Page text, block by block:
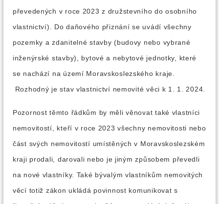
převedených v roce 2023 z družstevního do osobního
vlastnictví). Do daňového přiznání se uvádí všechny
pozemky a zdanitelné stavby (budovy nebo vybrané
inženýrské stavby), bytové a nebytové jednotky, které
se nachází na území Moravskoslezského kraje.
Rozhodný je stav vlastnictví nemovité věci k 1. 1. 2024.
Pozornost těmto řádkům by měli věnovat také vlastníci
nemovitostí, kteří v roce 2023 všechny nemovitosti nebo
část svých nemovitostí umístěných v Moravskoslezském
kraji prodali, darovali nebo je jiným způsobem převedli
na nové vlastníky. Také bývalým vlastníkům nemovitých
věcí totiž zákon ukládá povinnost komunikovat s